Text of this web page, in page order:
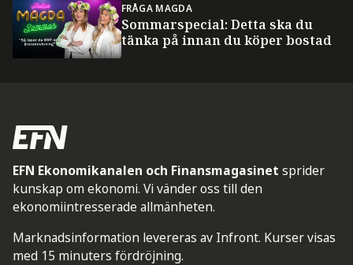
FRÅGA MAGDA
Sommarspecial: Detta ska du
tänka på innan du köper bostad
EFN Ekonomikanalen och Finansmagasinet sprider
kunskap om ekonomi. Vi vänder oss till den
ekonomiintresserade allmänheten.
Marknadsinformation levereras av Infront. Kurser visas
med 15 minuters fördröjning.